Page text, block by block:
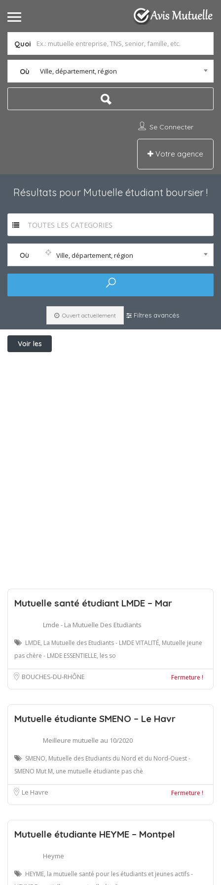
Quoi
Où Ville, département, région
Se Connecter
Votre agence
Résultats pour Mutuelle étudiant boursier !
TOUTES LES CATEGORIES
Où Ville, département, région
Ouvert actuellement Filtres avancés
Voir les
Mutuelle santé étudiant LMDE – Mar
Lmde - La Mutuelle Des Etudiants
LMDE, La Mutuelle des Etudiants - LMDE VITALITÉ, Mutuelle jeune
pas chère - LMDE ESSENTIELLE, les so
BOUCHES-DU-RHÔNE Fermeture !
Mutuelle étudiante SMENO – Le Havr
Meilleure mutuelle au 10/2020
SMENO, Mutuelle des Etudiants du Nord et du Nord-Ouest -
SMENO Mut M, une mutuelle étudiante pas chè
Le Havre Fermeture !
Mutuelle étudiante HEYME – Montpel
Heyme
HEYME, la mutuelle santé pour les étudiants et jeunes actifs -